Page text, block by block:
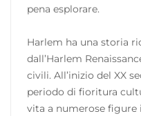
pena esplorare.
Harlem ha una storia
dall’Harlem
civili. All’inizio del XX
periodo di fioritura
vita a numerose